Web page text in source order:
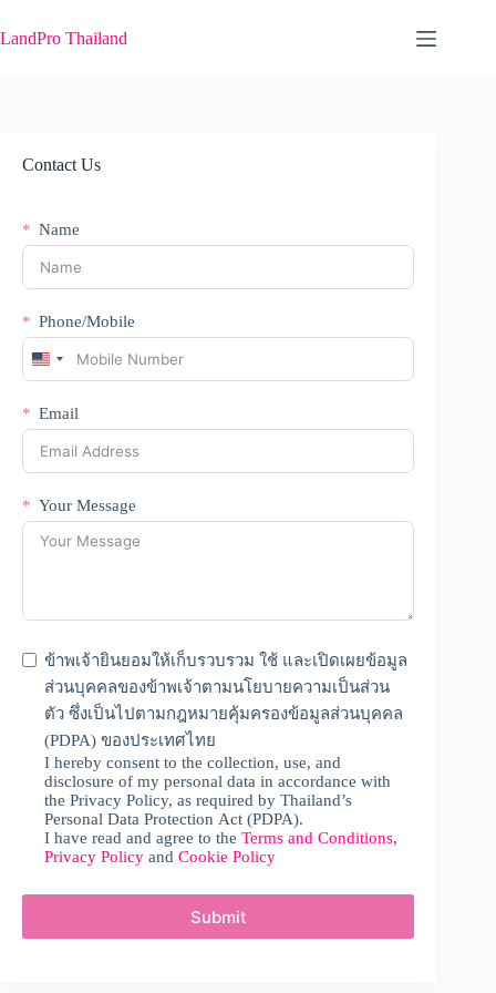
to
content
LandPro Thailand
Contact Us
Name
Phone/Mobile
U
n
t
e
d
t
a
t
1
Email
Your Message
ข้าพเจ้ายินยอมให้เก็บรวบรวม ใช้ และเปิดเผยข้อมูล
ส่วนบุคคลของข้าพเจ้าตามนโยบายความเป็นส่วน
ตัว ซึ่งเป็นไปตามกฎหมายคุ้มครองข้อมูลส่วนบุคคล
(PDPA) ของประเทศไทย
I hereby consent to the collection, use, and
disclosure of my personal data in accordance with
the Privacy Policy, as required by Thailand’s
Personal Data Protection Act (PDPA).
I have read and agree to the Terms and Conditions,
Privacy Policy and Cookie Policy
Submit